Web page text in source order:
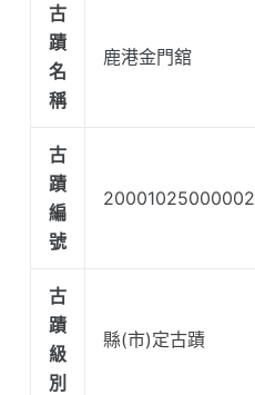
古
蹟
名
稱
鹿港金門舘
古
蹟
編
號
20001025000002
古
蹟
級
別
縣(市)定古蹟